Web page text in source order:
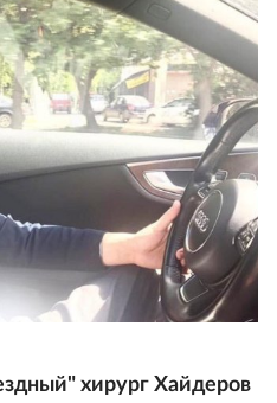
хирург Хайдеров